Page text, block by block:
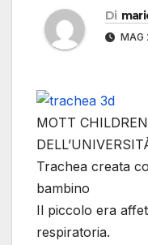
Di
MAG
MOTT
Trachea creata
bambino
Il piccolo era
respiratoria.